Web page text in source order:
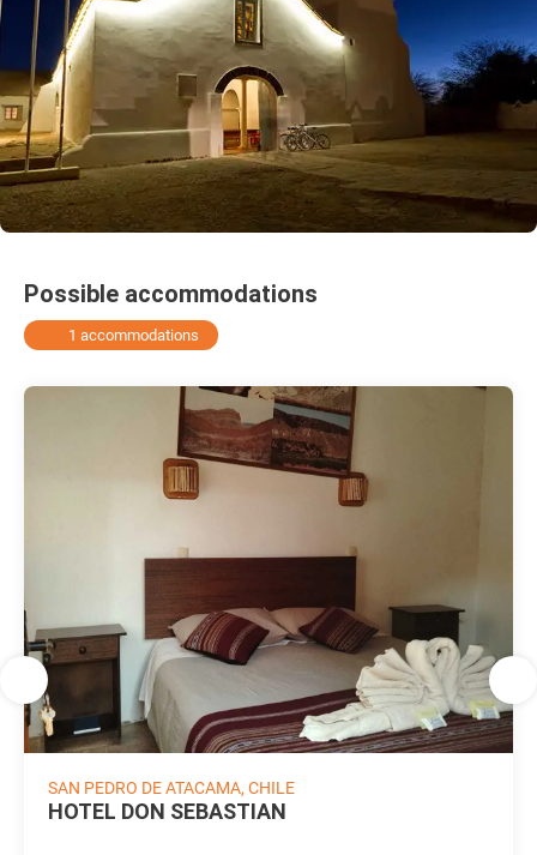
Possible accommodations
1 accommodations
SAN PEDRO DE ATACAMA, CHILE
HOTEL DON SEBASTIAN